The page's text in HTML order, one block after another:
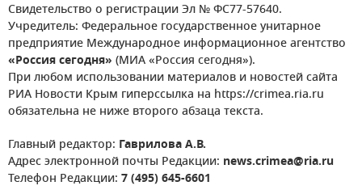
Свидетельство о регистрации Эл № ФС77-57640.
Учредитель: Федеральное государственное унитарное
предприятие Международное информационное агентство
«Россия сегодня» (МИА «Россия сегодня»).
При любом использовании материалов и новостей сайта
РИА Новости Крым гиперссылка на https://crimea.ria.ru
обязательна не ниже второго абзаца текста.
Главный редактор: Гаврилова А.В.
Адрес электронной почты Редакции: news.crimea@ria.ru
Телефон Редакции: 7 (495) 645-6601